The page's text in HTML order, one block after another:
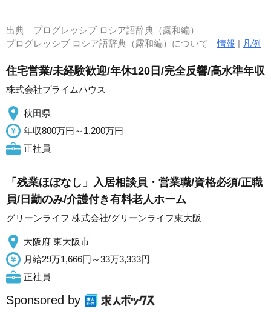
出典 プログレッシブ ロシア語辞典（露和編）
プログレッシブ ロシア語辞典（露和編）について情報 | 凡例
住宅営業/未経験歓迎/年休120日/完全反響/高水準年収
株式会社プライムハウス
秋田県
年収800万円～1,200万円
正社員
「残業ほぼなし」入居相談員・営業職/資格必須/正職
員/日勤のみ/介護付き有料老人ホーム
グリーンライフ 株式会社/グリーンライフ東大阪
大阪府 東大阪市
月給29万1,666円～33万3,333円
正社員
Sponsored by